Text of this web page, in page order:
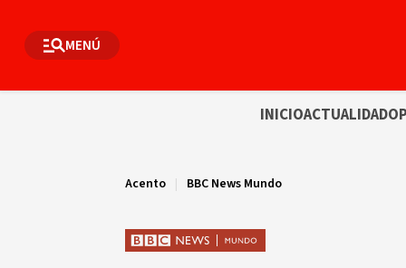
MENÚ
INICIOACTUALIDAD
Acento | BBC News Mundo